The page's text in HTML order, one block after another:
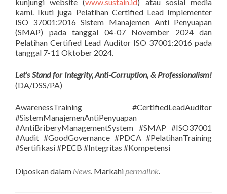
kami. Ikuti juga Pelatihan Certified Lead Implementer
ISO 37001:2016 Sistem Manajemen Anti Penyuapan
(SMAP) pada tanggal 04-07 November 2024 dan
Pelatihan Certified Lead Auditor ISO 37001:2016 pada
tanggal 7-11 Oktober 2024.
Let’s Stand for Integrity, Anti-Corruption, & Professionalism!
(DA/DSS/PA)
AwarenessTraining #CertifiedLeadAuditor
#SistemManajemenAntiPenyuapan
#AntiBriberyManagementSystem #SMAP #ISO37001
#Audit #GoodGovernance #PDCA #PelatihanTraining
#Sertifikasi #PECB #Integritas #Kompetensi
Diposkan dalam News. Markahipermalink.